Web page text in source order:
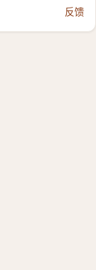
反馈